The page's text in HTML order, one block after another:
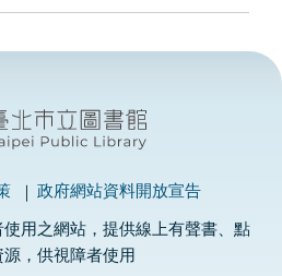
政府網站資料開放宣告
用之網站，提供線上有聲書、點
，供視障者使用